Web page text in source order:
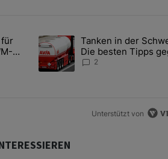
am meisten kommentierten Artikel der
verwirft Pläne für den Verkauf von
Ein Trendartikel mit dem Titel
Tanken in der
Die besten Tipps
teuren Sprit
2
Unterstützt von